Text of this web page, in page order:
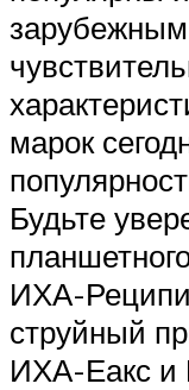
марок
Будьте
ИХА-
струйный
ИХА-Еакс и